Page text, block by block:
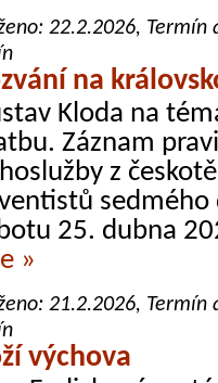
22.2.2026, Termín
na
Kloda na
Záznam
z
25. dubna
»
21.2.2026, Termín
výchova